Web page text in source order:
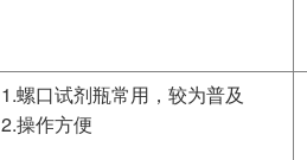
1.螺口试剂瓶常用，较为普及
2.操作方便